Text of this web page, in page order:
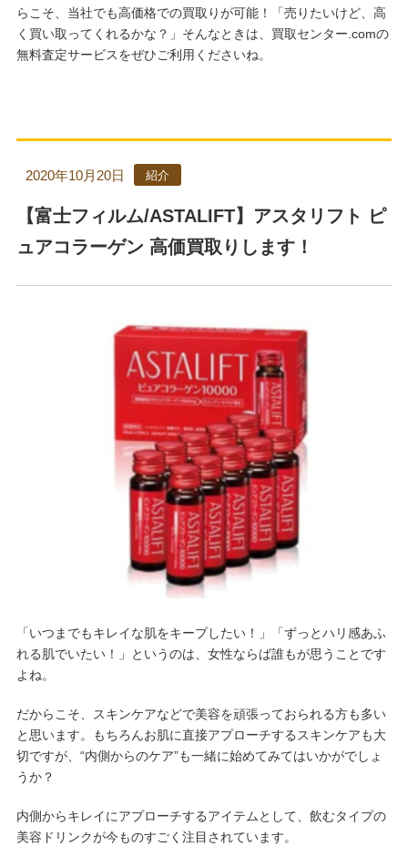
らこそ、当社でも高価格での買取りが可能！「売りたいけど、高
く買い取ってくれるかな？」そんなときは、買取センター.comの
無料査定サービスをぜひご利用くださいね。
【富士フィルム/ASTALIFT】アスタリフト ピ
ュアコラーゲン 高価買取りします！
2020年10月20日 紹介
「いつまでもキレイな肌をキープしたい！」「ずっとハリ感あふ
れる肌でいたい！」というのは、女性ならば誰もが思うことです
よね。
だからこそ、スキンケアなどで美容を頑張っておられる方も多い
と思います。もちろんお肌に直接アプローチするスキンケアも大
切ですが、“内側からのケア”も一緒に始めてみてはいかがでしょ
うか？
内側からキレイにアプローチするアイテムとして、飲むタイプの
美容ドリンクが今ものすごく注目されています。